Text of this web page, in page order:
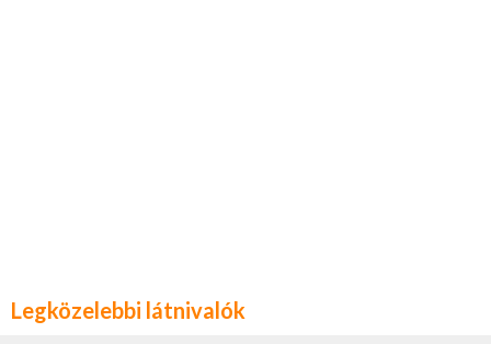
Legközelebbi látnivalók